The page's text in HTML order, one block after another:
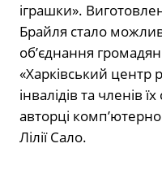
іграшки».
Брайля стало
об’єднання громадян
«Харківський центр
інвалідів та членів
авторці
Лілії Сало.